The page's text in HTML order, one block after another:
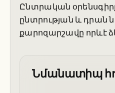
Ընտրական
ընտրության և դրան
քարոզարշավը որևէ
Նմանատիպ